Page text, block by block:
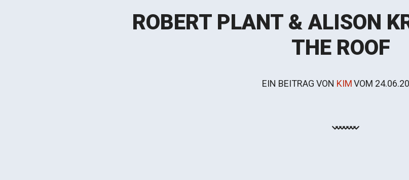
ROBERT PLANT & ALISON
THE ROOF
EIN BEITRAG VON KIMVOM